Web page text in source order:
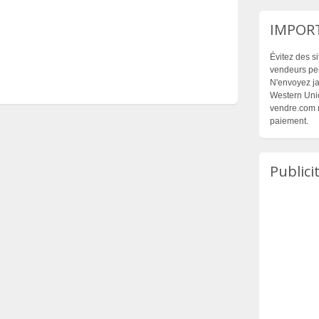
Évitez des
vendeurs
N'envoyez
Western
vendre.com
paiement.